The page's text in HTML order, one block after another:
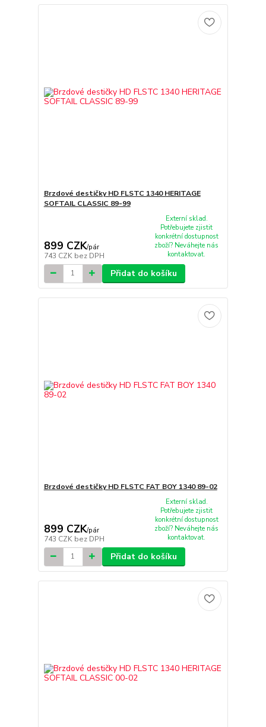
Brzdové destičky HD FLSTC 1340 HERITAGE
SOFTAIL CLASSIC 89-99
899 CZK/pár
743 CZK bez DPH
Externí sklad.
Potřebujete zjistit
konkrétní dostupnost
zboží? Neváhejte nás
kontaktovat.
Přidat do košíku
Brzdové destičky HD FLSTC FAT BOY 1340 89-02
899 CZK/pár
743 CZK bez DPH
Externí sklad.
Potřebujete zjistit
konkrétní dostupnost
zboží? Neváhejte nás
kontaktovat.
Přidat do košíku